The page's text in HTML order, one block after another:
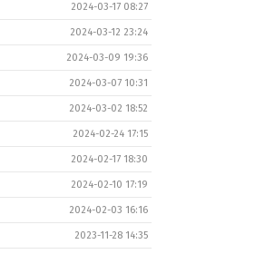
2024-03-17 08:27
2024-03-12 23:24
2024-03-09 19:36
2024-03-07 10:31
2024-03-02 18:52
2024-02-24 17:15
2024-02-17 18:30
2024-02-10 17:19
2024-02-03 16:16
2023-11-28 14:35